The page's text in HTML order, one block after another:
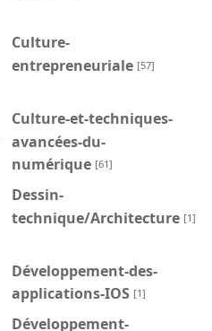
Culture-
entrepreneuriale [57]
Culture-et-techniques-
avancées-du-
numérique [61]
Dessin-
technique/Architecture [1]
Développement-des-
applications-IOS [1]
Développement-